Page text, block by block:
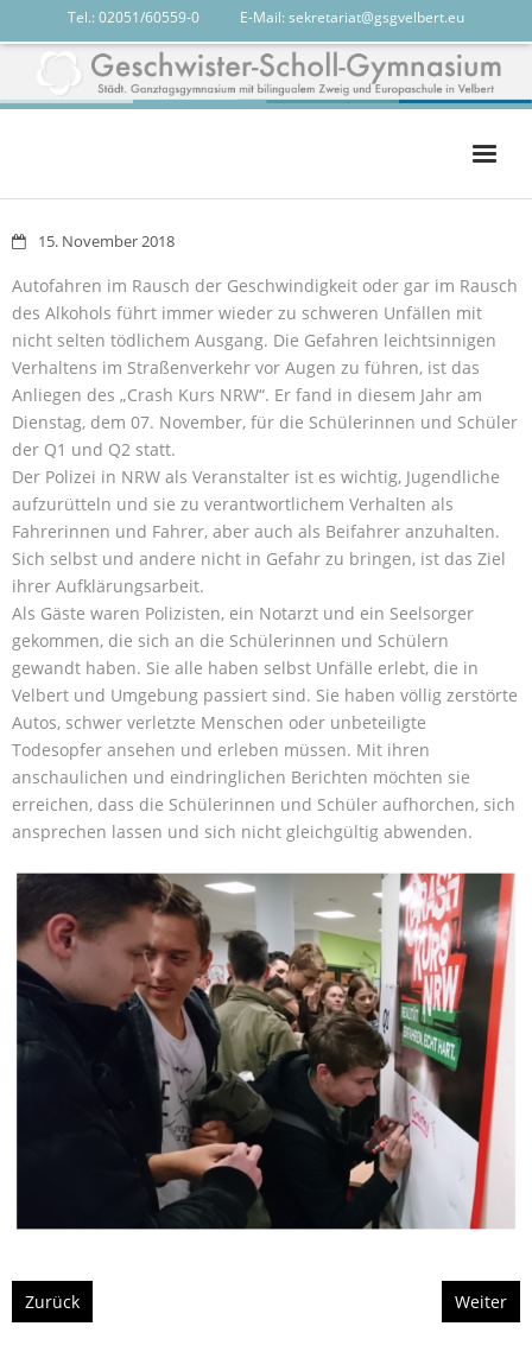
Tel.: 02051/60559-0 E-Mail: sekretariat@gsgvelbert.eu
Unterricht
Services
calendar
15. November 2018
Autofahren im Rausch der Geschwindigkeit oder gar im Rausch
des Alkohols führt immer wieder zu schweren Unfällen mit
nicht selten tödlichem Ausgang. Die Gefahren leichtsinnigen
Verhaltens im Straßenverkehr vor Augen zu führen, ist das
Anliegen des „Crash Kurs NRW“. Er fand in diesem Jahr am
Dienstag, dem 07. November, für die Schülerinnen und Schüler
der Q1 und Q2 statt.
Der Polizei in NRW als Veranstalter ist es wichtig, Jugendliche
aufzurütteln und sie zu verantwortlichem Verhalten als
Fahrerinnen und Fahrer, aber auch als Beifahrer anzuhalten.
Sich selbst und andere nicht in Gefahr zu bringen, ist das Ziel
ihrer Aufklärungsarbeit.
Als Gäste waren Polizisten, ein Notarzt und ein Seelsorger
gekommen, die sich an die Schülerinnen und Schülern
gewandt haben. Sie alle haben selbst Unfälle erlebt, die in
Velbert und Umgebung passiert sind. Sie haben völlig zerstörte
Autos, schwer verletzte Menschen oder unbeteiligte
Todesopfer ansehen und erleben müssen. Mit ihren
anschaulichen und eindringlichen Berichten möchten sie
erreichen, dass die Schülerinnen und Schüler aufhorchen, sich
ansprechen lassen und sich nicht gleichgültig abwenden.
Zurück Weiter